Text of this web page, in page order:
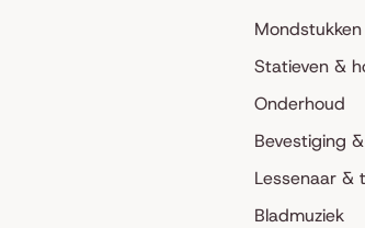
Mondstukken
Statieven &
Onderhoud
Bevestiging
Lessenaar &
Bladmuziek